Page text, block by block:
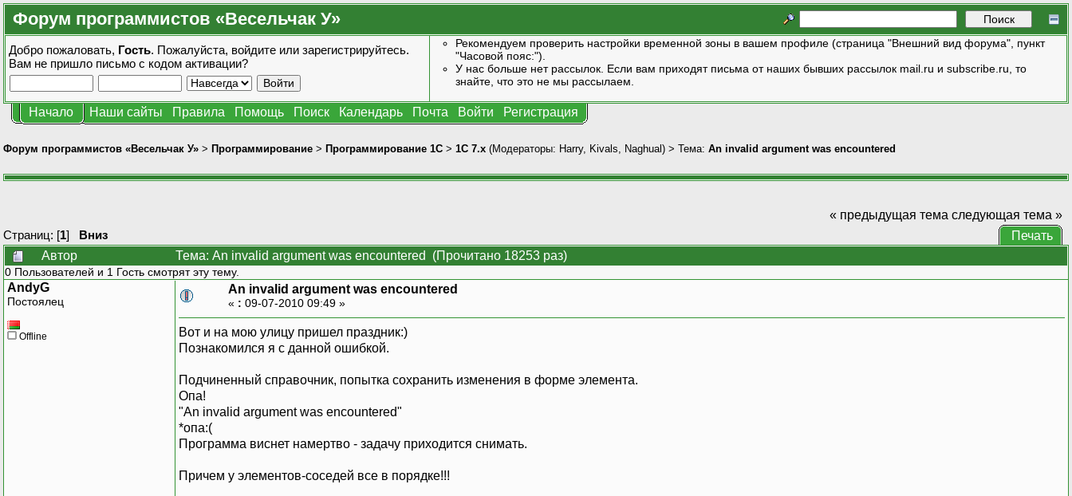
Форум программистов «Весельчак У»
Добро пожаловать, Гость. Пожалуйста, войдите или зарегистрируйтесь.
Вам не пришло письмо с кодом активации?
Рекомендуем проверить настройки временной зоны в вашем профиле (страница "Внешний вид форума", пункт
"Часовой пояс:").
У нас больше нет рассылок. Если вам приходят письма от наших бывших рассылок mail.ru и subscribe.ru, то
знайте, что это не мы рассылаем.
Начало Наши сайты Правила Помощь Поиск Календарь Почта Войти Регистрация
Форум программистов «Весельчак У» > Программирование > Программирование 1С > 1С 7.x (Модераторы: Harry, Kivals Naghual) > Тема: An invalid argument was encountered
Страниц: [1] Вниз
« предыдущая тема следующая тема »
Печать
Автор
Тема: An invalid argument was encountered (Прочитано 18253 раз)
0 Пользователей и 1 Гость смотрят эту тему.
AndyG
Постоялец
Offline
An invalid argument was encountered
« : 09-07-2010 09:49 »
Вот и на мою улицу пришел праздник:)
Познакомился я с данной ошибкой.
Подчиненный справочник, попытка сохранить изменения в форме элемента.
Опа!
"An invalid argument was encountered"
*опа:(
Программа виснет намертво - задачу приходится снимать.
Причем у элементов-соседей все в порядке!!!